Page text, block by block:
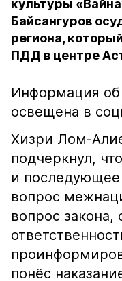
культуры
Байсангуров
региона,
ПДД в центре
Информация
освещена в
Хизри Лом-
подчеркнул,
и последующее
вопрос
вопрос закона,
понёс